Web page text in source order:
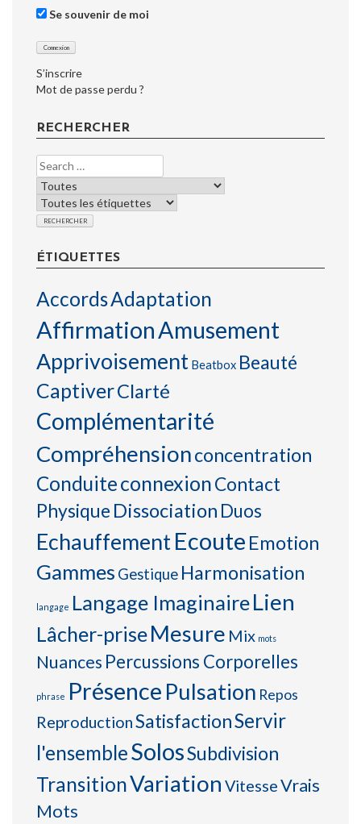
Se souvenir de moi
S’inscrire
Mot de passe perdu ?
RECHERCHER
ÉTIQUETTES
AccordsAdaptation
AffirmationAmusement
Apprivoisement Beatbox Beauté
CaptiverClarté
Complémentarité
Compréhensionconcentration
ConduiteconnexionContact
Physique Dissociation Duos
EchauffementEcoute Emotion
Gammes Gestique Harmonisation
langage Langage ImaginaireLien
Lâcher-priseMesure Mix mots
Nuances Percussions Corporelles
phrase Présence Pulsation Repos
ReproductionSatisfactionServir
l'ensembleSolosSubdivision
TransitionVariation VitesseVrais
Mots